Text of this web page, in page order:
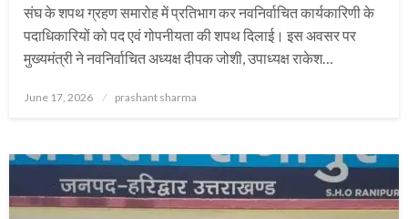
संघ के शपथ ग्रहण समारोह में प्रतिभाग कर नवनिर्वाचित कार्यकारिणी के
पदाधिकारियों को पद एवं गोपनीयता की शपथ दिलाई। इस अवसर पर
मुख्यमंत्री ने नवनिर्वाचित अध्यक्ष दीपक जोशी, उपाध्यक्ष राकेश…
Posted
June 17, 2026 prashant sharma